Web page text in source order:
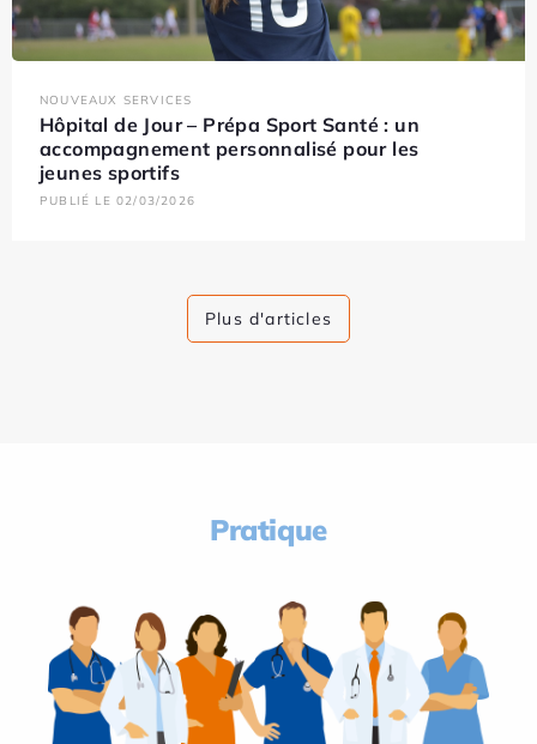
NOUVEAUX SERVICES
Hôpital de Jour – Prépa Sport Santé : un
accompagnement personnalisé pour les
jeunes sportifs
PUBLIÉ LE 02/03/2026
Plus d'articles
Pratique